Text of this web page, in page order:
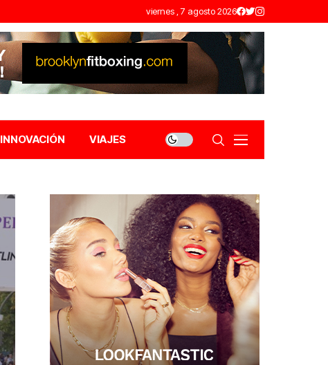
viernes , 7 agosto 2026
INNOVACIÓN VIAJES